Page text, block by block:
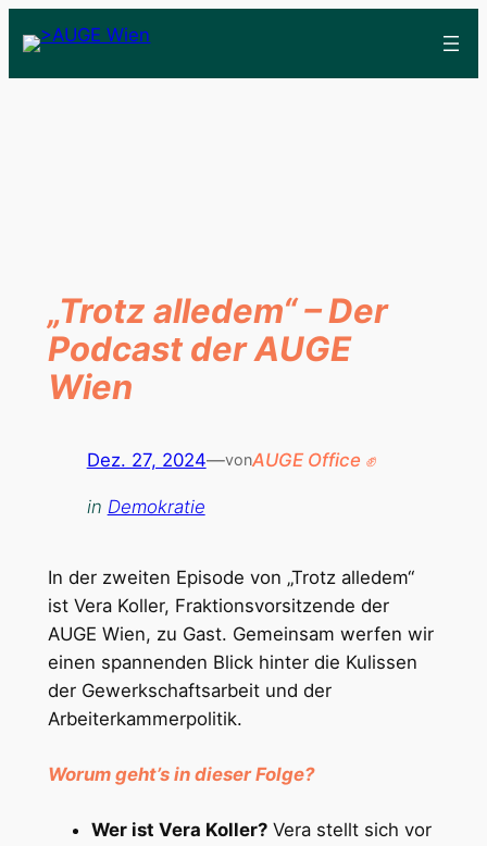
„Trotz alledem“ – Der
Podcast der AUGE
Wien
Dez. 27, 2024—vonAUGE Office ✊
in Demokratie
In der zweiten Episode von „Trotz alledem“
ist Vera Koller, Fraktionsvorsitzende der
AUGE Wien, zu Gast. Gemeinsam werfen wir
einen spannenden Blick hinter die Kulissen
der Gewerkschaftsarbeit und der
Arbeiterkammerpolitik.
Worum geht’s in dieser Folge?
Wer ist Vera Koller?Vera stellt sich vor